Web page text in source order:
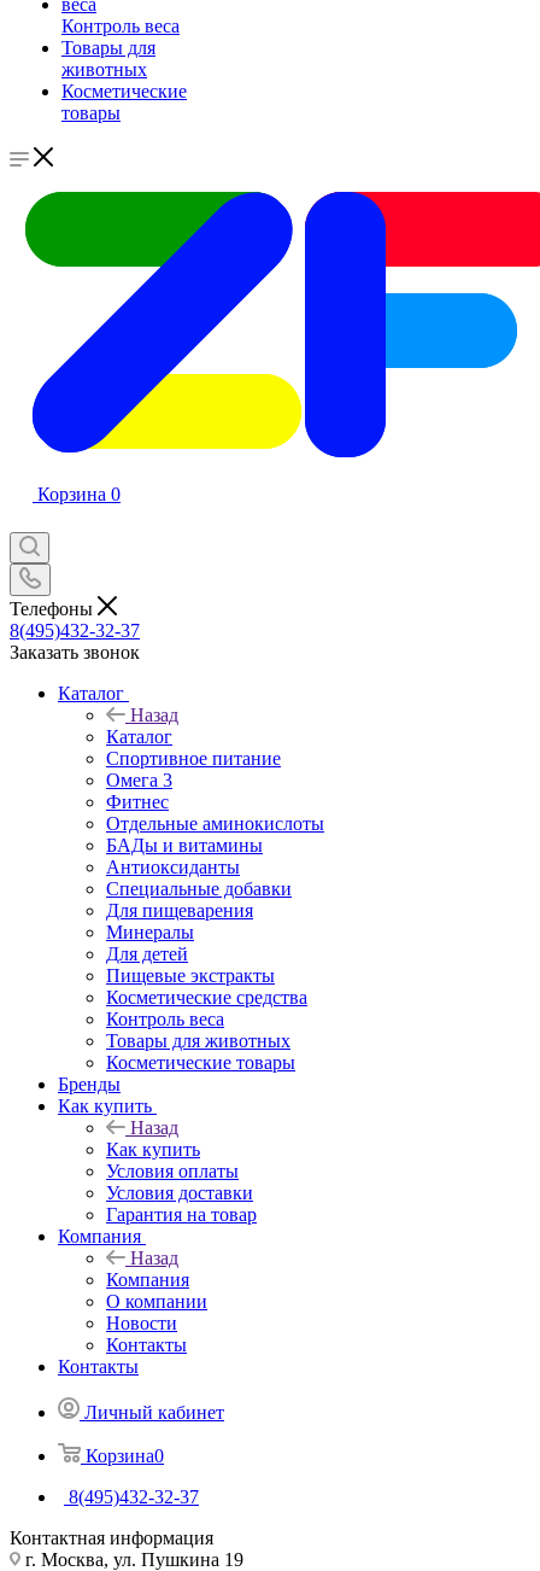
Контроль веса
Товары для
животных
Косметические
товары
Корзина 0
Телефоны
8(495)432-32-37
Заказать звонок
Каталог
Назад
Каталог
Спортивное питание
Омега 3
Фитнес
Отдельные аминокислоты
БАДы и витамины
Антиоксиданты
Специальные добавки
Для пищеварения
Минералы
Для детей
Пищевые экстракты
Косметические средства
Контроль веса
Товары для животных
Косметические товары
Бренды
Как купить
Назад
Как купить
Условия оплаты
Условия доставки
Гарантия на товар
Компания
Назад
Компания
О компании
Новости
Контакты
Контакты
Личный кабинет
Корзина0
8(495)432-32-37
Контактная информация
г. Москва, ул. Пушкина 19